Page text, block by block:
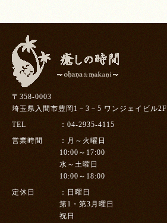
〒358-0003
埼玉県入間市豊岡1－3－5 ワンジェイビル2F
TEL
04-2935-4115
営業時間
月～火曜日
10:00～17:00
水～土曜日
10:00～18:00
定休日
日曜日
第1・第3月曜日
祝日